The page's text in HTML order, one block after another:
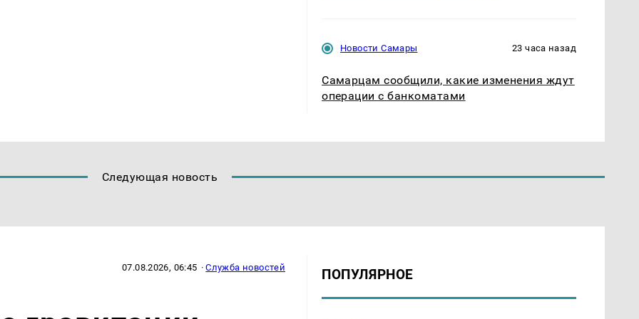
Новости Самары 23 часа назад
Самарцам сообщили, какие изменения ждут
операции с банкоматами
Следующая новость
07.08.2026, 06:45 ·Служба новостей ПОПУЛЯРНОЕ